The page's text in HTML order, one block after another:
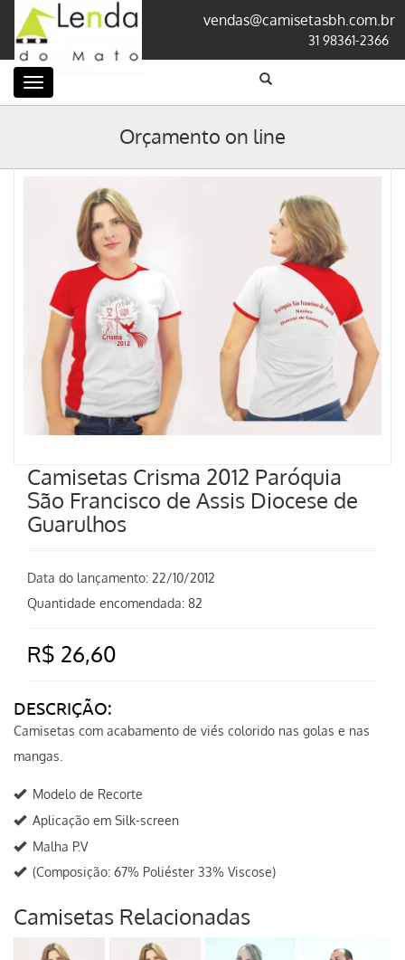
vendas@camisetasbh.com.br
31 98361-2366
Categorias
Orçamento on line
Camisetas Crisma 2012 Paróquia
São Francisco de Assis Diocese de
Guarulhos
Data do lançamento: 22/10/2012
Quantidade encomendada: 82
R$ 26,60
DESCRIÇÃO:
Camisetas com acabamento de viés colorido nas golas e nas
mangas.
Modelo de Recorte
Aplicação em Silk-screen
Malha P.V
(Composição: 67% Poliéster 33% Viscose)
Camisetas Relacionadas